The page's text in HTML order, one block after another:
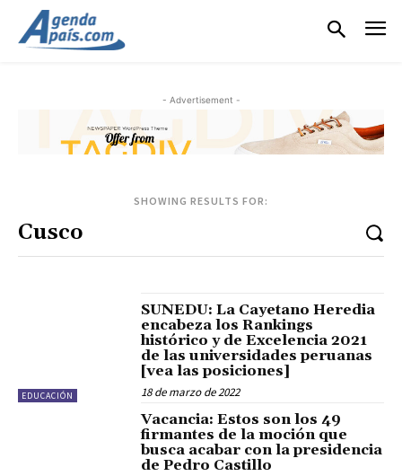
- Advertisement -
SHOWING RESULTS FOR:
EDUCACIÓN
SUNEDU: La Cayetano Heredia
encabeza los Rankings
histórico y de Excelencia 2021
de las universidades peruanas
[vea las posiciones]
18 de marzo de 2022
Vacancia: Estos son los 49
firmantes de la moción que
busca acabar con la presidencia
de Pedro Castillo